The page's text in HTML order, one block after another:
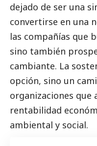
dejado de ser una
convertirse en una
las compañías que
sino también
cambiante. La
opción, sino un
organizaciones que
rentabilidad
ambiental y social.